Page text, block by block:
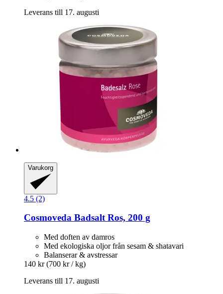
Leverans till 17. augusti
Varukorg
4.5 (2)
Cosmoveda Badsalt Ros, 200 g
Med doften av damros
Med ekologiska oljor från sesam & shatavari
Balanserar & avstressar
140 kr (700 kr / kg)
Leverans till 17. augusti